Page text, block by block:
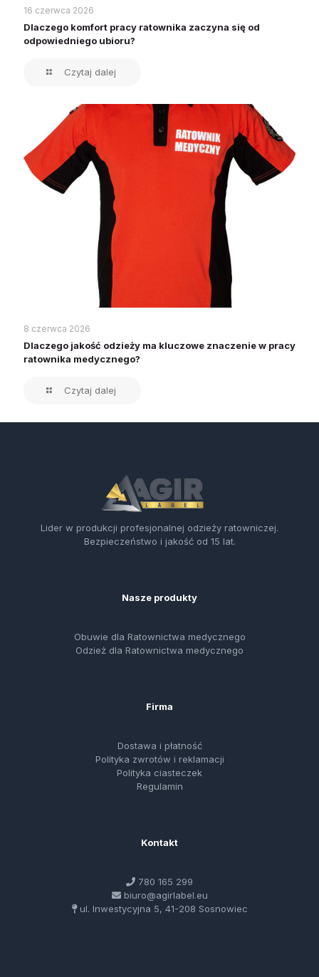
16 czerwca 2026
Dlaczego komfort pracy ratownika zaczyna się od
odpowiedniego ubioru?
Czytaj dalej
8 czerwca 2026
Dlaczego jakość odzieży ma kluczowe znaczenie w pracy
ratownika medycznego?
Czytaj dalej
Lider w produkcji profesjonalnej odzieży ratowniczej.
Bezpieczeństwo i jakość od 15 lat.
Nasze produkty
Obuwie dla Ratownictwa medycznego
Odzież dla Ratownictwa medycznego
Firma
Dostawa i płatność
Polityka zwrotów i reklamacji
Polityka ciasteczek
Regulamin
Kontakt
780 165 299
biuro@agirlabel.eu
ul. Inwestycyjna 5, 41-208 Sosnowiec